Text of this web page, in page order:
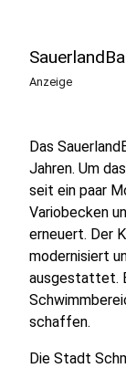
Anzeige
Das
Jahren. Um
seit ein paar
Variobecken
erneuert. Der
modernisiert
ausgestattet.
schaffen.
Die Stadt